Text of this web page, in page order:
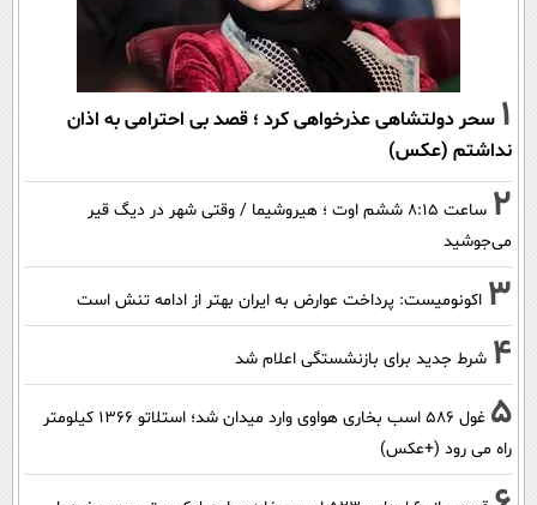
1 سحر دولتشاهی عذرخواهی کرد ؛ قصد بی احترامی به اذان
نداشتم (عکس)
2
ساعت ۸:۱۵ ششم اوت ؛ هیروشیما / وقتی شهر در دیگ قیر
می‌جوشید
3 اکونومیست: پرداخت عوارض به ایران بهتر از ادامه تنش است
4 شرط جدید برای بازنشستگی اعلام شد
5
غول 586 اسب بخاری هواوی وارد میدان شد؛ استلاتو 1366 کیلومتر
راه می رود (+عکس)